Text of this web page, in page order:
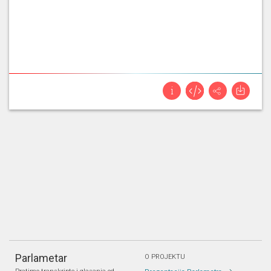
Parlametar
O PROJEKTU